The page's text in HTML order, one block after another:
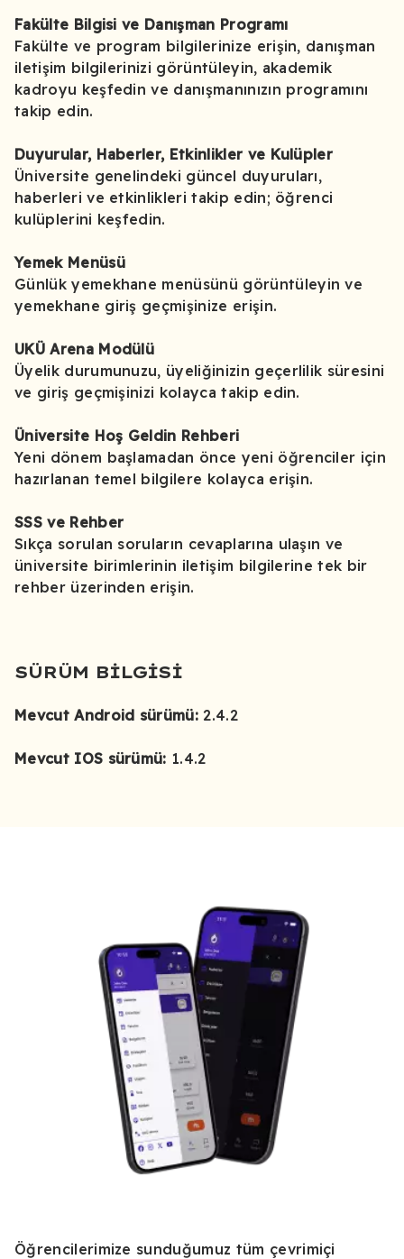
Fakülte Bilgisi ve Danışman Programı
Fakülte ve program bilgilerinize erişin, danışman
iletişim bilgilerinizi görüntüleyin, akademik
kadroyu keşfedin ve danışmanınızın programını
takip edin.
Duyurular, Haberler, Etkinlikler ve Kulüpler
Üniversite genelindeki güncel duyuruları,
haberleri ve etkinlikleri takip edin; öğrenci
kulüplerini keşfedin.
Yemek Menüsü
Günlük yemekhane menüsünü görüntüleyin ve
yemekhane giriş geçmişinize erişin.
UKÜ Arena Modülü
Üyelik durumunuzu, üyeliğinizin geçerlilik süresini
ve giriş geçmişinizi kolayca takip edin.
Üniversite Hoş Geldin Rehberi
Yeni dönem başlamadan önce yeni öğrenciler için
hazırlanan temel bilgilere kolayca erişin.
SSS ve Rehber
Sıkça sorulan soruların cevaplarına ulaşın ve
üniversite birimlerinin iletişim bilgilerine tek bir
rehber üzerinden erişin.
SÜRÜM BİLGİSİ
Mevcut Android sürümü: 2.4.2
Mevcut IOS sürümü: 1.4.2
Öğrencilerimize sunduğumuz tüm çevrimiçi